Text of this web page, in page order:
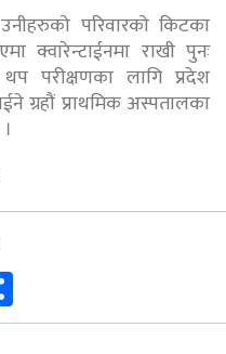
परिवारको किटका
क्वारेन्टाईनमा राखी पुनः
परीक्षणका लागि प्रदेश
ग्रहौं प्राथमिक अस्पतालका